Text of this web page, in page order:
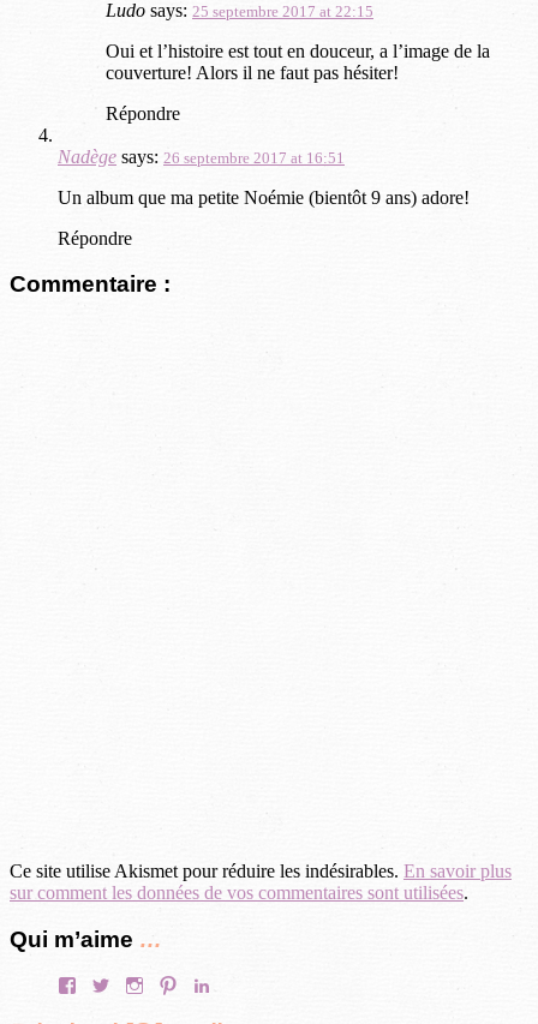
Ludo says: 25 septembre 2017 at 22:15
Oui et l’histoire est tout en douceur, a l’image de la
couverture! Alors il ne faut pas hésiter!
Répondre
Nadège says: 26 septembre 2017 at 16:51
Un album que ma petite Noémie (bientôt 9 ans) adore!
Répondre
Commentaire :
Ce site utilise Akismet pour réduire les indésirables. En savoir plus
sur comment les données de vos commentaires sont utilisées.
Qui m’aime …
FacebookTwitterInstagramPinterest